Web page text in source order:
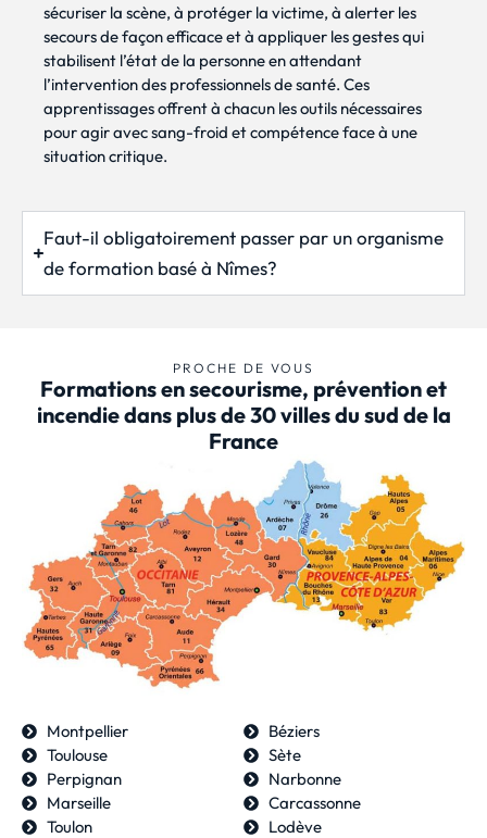
sécuriser la scène, à protéger la victime, à alerter les
secours de façon efficace et à appliquer les gestes qui
stabilisent l’état de la personne en attendant
l’intervention des professionnels de santé. Ces
apprentissages offrent à chacun les outils nécessaires
pour agir avec sang-froid et compétence face à une
situation critique.
Faut-il obligatoirement passer par un organisme
de formation basé à Nîmes?
PROCHE DE VOUS
Formations en secourisme, prévention et
incendie dans plus de 30 villes du sud de la
France
Montpellier
Toulouse
Perpignan
Marseille
Toulon
Béziers
Sète
Narbonne
Carcassonne
Lodève